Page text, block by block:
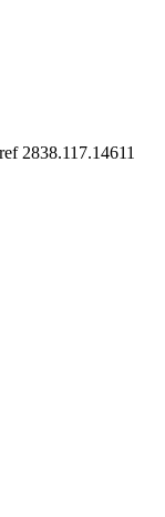
2838.117.14611